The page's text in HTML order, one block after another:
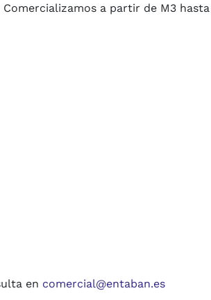
a partir de M3
en comercial@entaban.es